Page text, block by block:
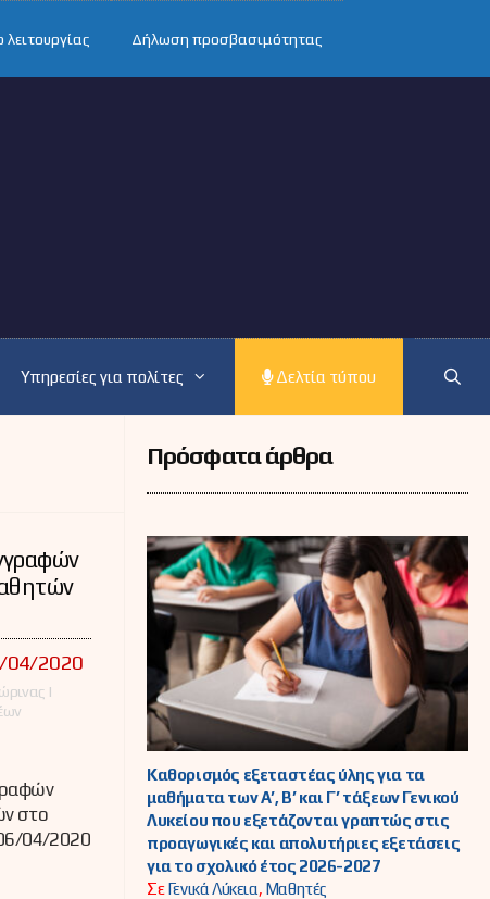
Δήλωση προσβασιμότητας
Υπηρεσίες για πολίτες Δελτία τύπου
04/2020
|
στο
04/2020
Πρόσφατα άρθρα
Καθορισμός εξεταστέας ύλης για τα
μαθήματα των Α’, Β’ και Γ’ τάξεων Γενικού
Λυκείου που εξετάζονται γραπτώς στις
προαγωγικές και απολυτήριες εξετάσεις
για το σχολικό έτος 2026-2027
ΣεΓενικά Λύκεια, Μαθητές